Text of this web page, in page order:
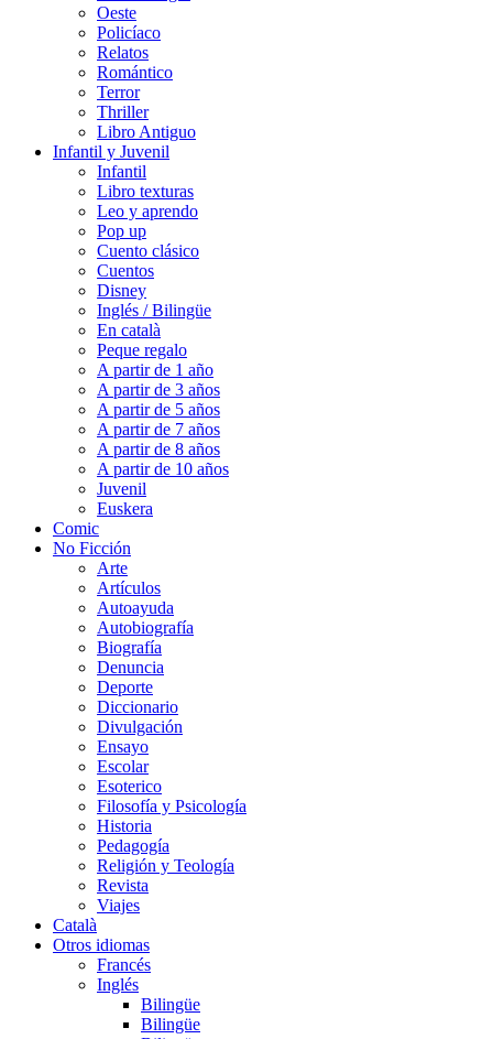
Oeste
Policíaco
Relatos
Romántico
Terror
Thriller
Libro Antiguo
Infantil y Juvenil
Infantil
Libro texturas
Leo y aprendo
Pop up
Cuento clásico
Cuentos
Disney
Inglés / Bilingüe
En català
Peque regalo
A partir de 1 año
A partir de 3 años
A partir de 5 años
A partir de 7 años
A partir de 8 años
A partir de 10 años
Juvenil
Euskera
Comic
No Ficción
Arte
Artículos
Autoayuda
Autobiografía
Biografía
Denuncia
Deporte
Diccionario
Divulgación
Ensayo
Escolar
Esoterico
Filosofía y Psicología
Historia
Pedagogía
Religión y Teología
Revista
Viajes
Català
Otros idiomas
Francés
Inglés
Bilingüe
Bilingüe